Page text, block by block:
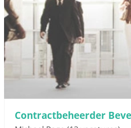
Contractbeheerder